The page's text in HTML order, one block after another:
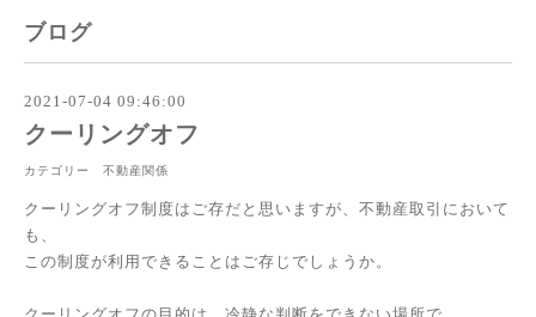
ブログ
2021-07-04 09:46:00
クーリングオフ
カテゴリー 不動産関係
クーリングオフ制度はご存だと思いますが、不動産取引において
も、
この制度が利用できることはご存じでしょうか。